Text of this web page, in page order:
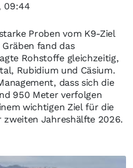
Proben vom K9-Ziel
fand das
Rohstoffe gleichzeitig,
Rubidium und Cäsium.
dass sich die
950 Meter verfolgen
wichtigen Ziel für die
zweiten Jahreshälfte 2026.
09:44